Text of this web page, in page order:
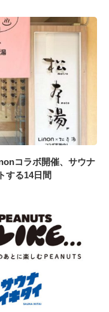
コラボ開催、サウナ
する14日間